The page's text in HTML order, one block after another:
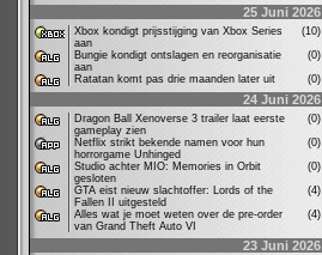
25 Juni 2026
Xbox kondigt prijsstijging van Xbox Series
aan
(10)
Bungie kondigt ontslagen en reorganisatie
aan
(0)
Ratatan komt pas drie maanden later uit
(0)
24 Juni 2026
Dragon Ball Xenoverse 3 trailer laat eerste
gameplay zien
(0)
Netflix strikt bekende namen voor hun
horrorgame Unhinged
(0)
Studio achter MIO: Memories in Orbit
gesloten
(0)
GTA eist nieuw slachtoffer: Lords of the
Fallen II uitgesteld
(4)
Alles wat je moet weten over de pre-order
van Grand Theft Auto VI
(4)
23 Juni 2026